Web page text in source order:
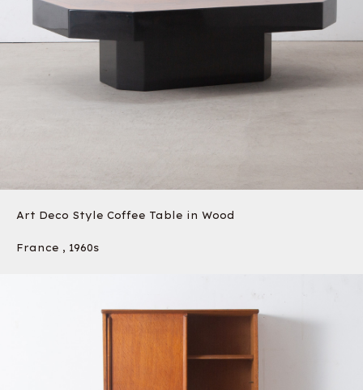
Art Deco Style Coffee Table in Wood
France , 1960s